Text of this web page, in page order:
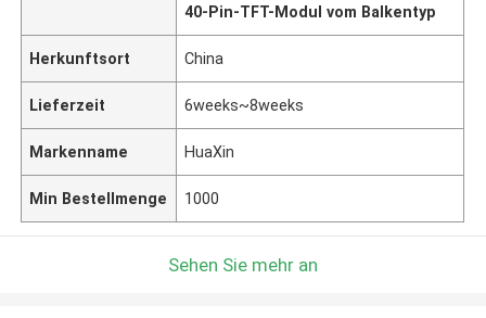
40-Pin-TFT-Modul vom Balkentyp
Herkunftsort China
Lieferzeit 6weeks~8weeks
Markenname HuaXin
Min Bestellmenge 1000
Sehen Sie mehr an